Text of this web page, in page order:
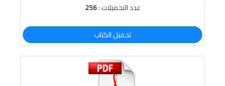
عدد التحميلات :256
تحميل الكتاب